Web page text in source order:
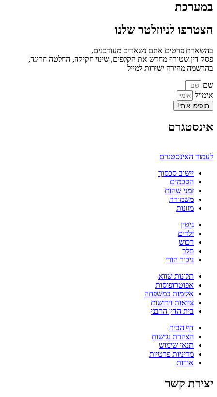
במערכת
הצטרפו לניוזלטר שלנו
בהשארת פרטים אתם נשארים מעודכנים,
פסק דין שטורף מחדש את הקלפים, שינוי חקיקה, החלטה חריגה,
בהרשמה מהירה ישירות למייל
שם
אימייל
תוסיפו אותי!
אינסטגרם
לעמוד האינסטגרם
יישוב סכסוך
הסכמים
זמני שהות
משמורת
מזונות
גיטין
ילדים
רכוש
סלב
ניכור הורי
תלונות שווא
אפוטרופוסות
אלימות במשפחה
צוואות וירושות
בית הדין הרבני
דף הבית
הצהרת נגישות
תנאי שימוש
מדיניות פרטיות
אודות
יצירת קשר